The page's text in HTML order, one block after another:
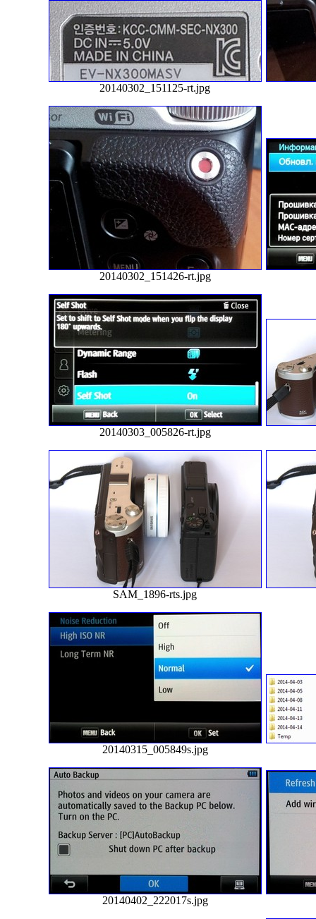
20140302_151125-rt.jpg
20140302_151426-rt.jpg
20140303_005826-rt.jpg
SAM_1896-rts.jpg
20140315_005849s.jpg
20140402_222017s.jpg